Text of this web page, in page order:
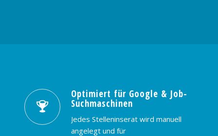
Optimiert für Google & Job-
Suchmaschinen
Jedes Stelleninserat wird manuell
angelegt und für